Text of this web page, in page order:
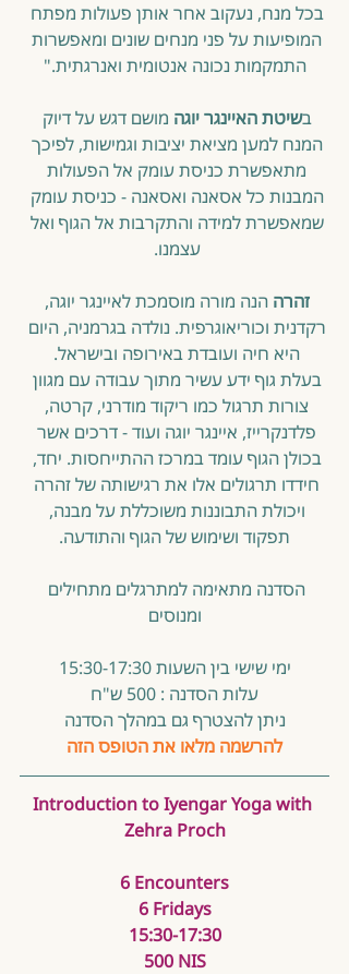
בכל מנח, נעקוב אחר אותן פעולות מפתח
המופיעות על פני מנחים שונים ומאפשרות
התמקמות נכונה אנטומית ואנרגתית."
בשיטת האיינגר יוגה מושם דגש על דיוק
המנח למען מציאת יציבות וגמישות, לפיכך
מתאפשרת כניסת עומק אל הפעולות
המבנות כל אסאנה ואסאנה - כניסת עומק
שמאפשרת למידה והתקרבות אל הגוף ואל
עצמנו.
זהרה הנה מורה מוסמכת לאיינגר יוגה,
רקדנית וכוריאוגרפית. נולדה בגרמניה, היום
היא חיה ועובדת באירופה ובישראל.
בעלת גוף ידע עשיר מתוך עבודה עם מגוון
צורות תרגול כמו ריקוד מודרני, קרטה,
פלדנקרייז, איינגר יוגה ועוד - דרכים אשר
בכולן הגוף עומד במרכז ההתייחסות. יחד,
חידדו תרגולים אלו את רגישותה של זהרה
ויכולת התבוננות משוכללת על מבנה,
תפקוד ושימוש של הגוף והתודעה.
הסדנה מתאימה למתרגלים מתחילים
ומנוסים
ימי שישי בין השעות 15:30-17:30
עלות הסדנה : 500 ש"ח
ניתן להצטרף גם במהלך הסדנה
להרשמה מלאו את הטופס הזה
Introduction to Iyengar Yoga with
Zehra Proch
6 Encounters
6 Fridays
15:30-17:30
500 NIS